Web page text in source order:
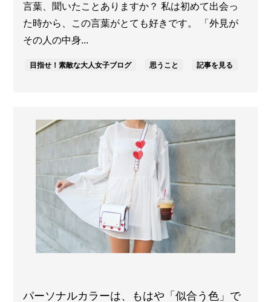
言葉、聞いたことありますか？ 私は初めて出会っ
た時から、この言葉がとても好きです。 「外見が
その人の中身...
目指せ！素敵な大人女子ブログ 思うこと 記事を見る
パーソナルカラーは、もはや「似合う色」で